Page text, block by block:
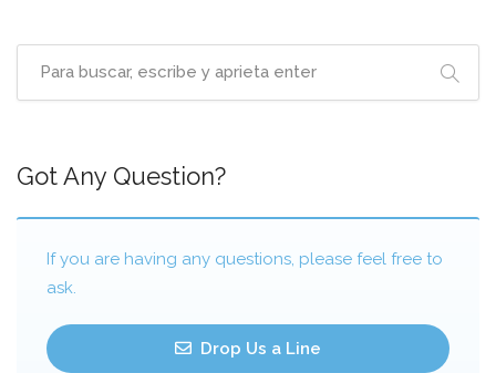
Got Any Question?
If you are having any questions, please feel free to
ask.
Drop Us a Line